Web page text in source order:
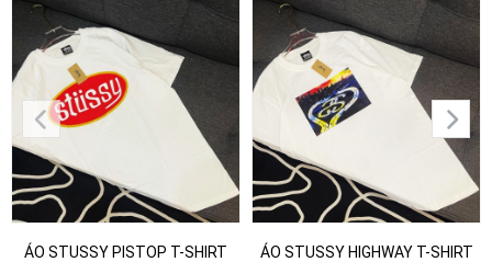
ÁO STUSSY PISTOP T-SHIRT ÁO STUSSY HIGHWAY T-SHIRT